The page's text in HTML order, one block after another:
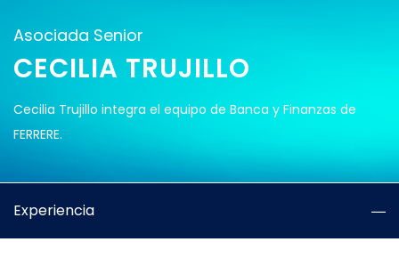
Asociada Senior
CECILIA TRUJILLO
Cecilia Trujillo integra el equipo de Banca y Finanzas de
FERRERE.
Experiencia